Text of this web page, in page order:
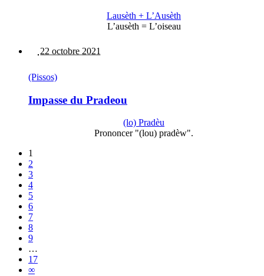
Lausèth + L’Ausèth
L’ausèth = L’oiseau
22 octobre 2021
(Pissos)
Impasse du Pradeou
(lo) Pradèu
Prononcer "(lou) pradèw".
1
2
3
4
5
6
7
8
9
…
17
∞